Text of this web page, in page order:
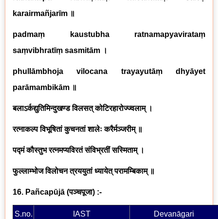
karairmañjarīm ॥
padmaṃ kaustubha ratnamapyavirataṃ
saṃvibhratīṃ sasmitām ।
phullāmbhoja vilocana trayayutāṃ dhyāyet
parāmambikām ॥
बलाऽर्कद्युतिमिन्दुखण्ड विलसत् कोटिरहारोज्ज्वलाम् ।
रत्नाकल्प विभूषितां कुचनतां शालेः करैर्मञ्जरीम् ॥
पद्मं कौस्तुभ रत्नमप्यविरतं संविभ्रतीं सस्मिताम् ।
फुल्लाम्भोज विलोचन त्रययुतां ध्यायेत् परामम्बिकाम् ॥
16. Pañcapūjā (पञ्चपूजा) :-
S.no. IAST Devanāgari